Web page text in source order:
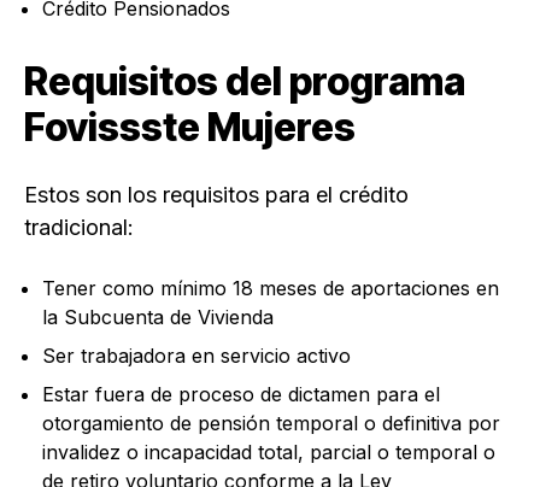
Crédito Pensionados
Requisitos del programa
Fovissste Mujeres
Estos son los requisitos para el crédito
tradicional:
Tener como mínimo 18 meses de aportaciones en
la Subcuenta de Vivienda
Ser trabajadora en servicio activo
Estar fuera de proceso de dictamen para el
otorgamiento de pensión temporal o definitiva por
invalidez o incapacidad total, parcial o temporal o
de retiro voluntario conforme a la Ley